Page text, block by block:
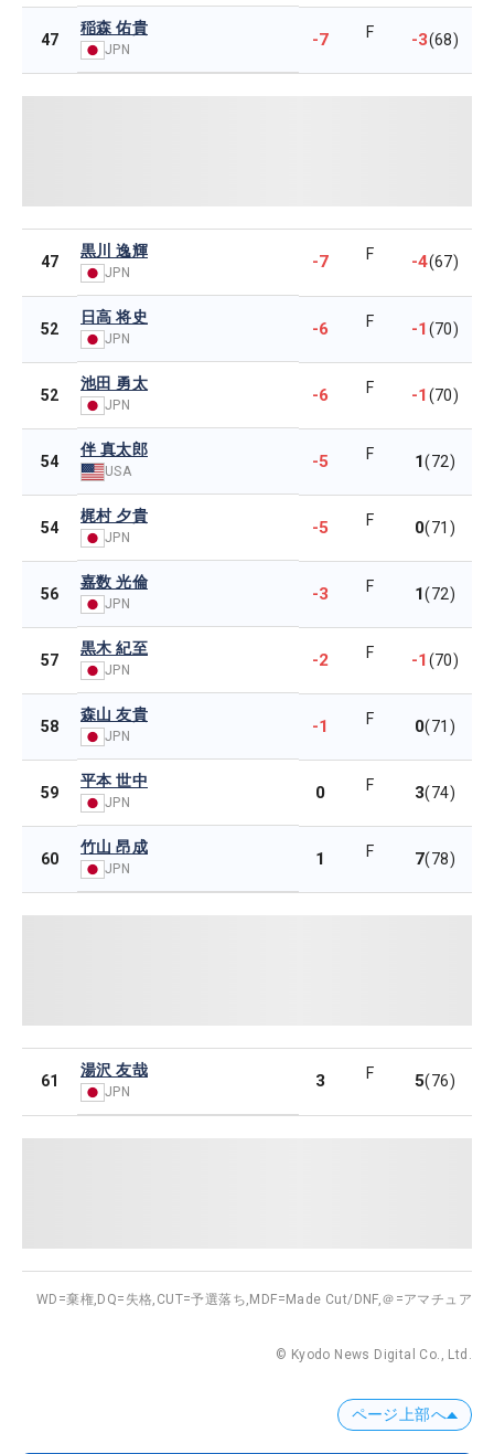
47
稲森 佑貴
JPN -7 F -3(68)
47
黒川 逸輝
JPN
-7 F -4(67)
52
日高 将史
JPN -6 F -1(70)
52
池田 勇太
JPN -6 F -1(70)
54
伴 真太郎
USA -5 F 1(72)
54
梶村 夕貴
JPN -5 F 0(71)
56
嘉数 光倫
JPN -3 F 1(72)
57
黒木 紀至
JPN -2 F -1(70)
58
森山 友貴
JPN -1 F 0(71)
59
平本 世中
JPN 0 F 3(74)
60
竹山 昂成
JPN 1 F 7(78)
61
湯沢 友哉
JPN
3 F 5(76)
WD=棄権, DQ=失格, CUT=予選落ち, MDF=Made Cut/DNF,＠=アマチュア
© Kyodo News Digital Co., Ltd.
ページ上部へ